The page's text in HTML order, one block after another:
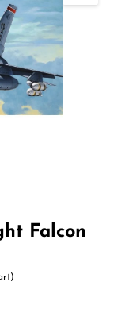
Falcon